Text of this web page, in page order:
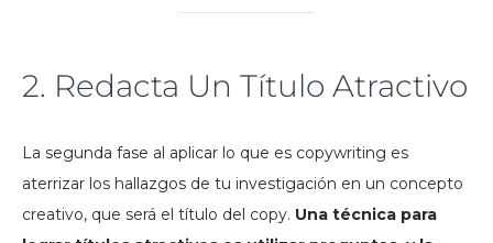
2. Redacta Un Título Atractivo
La segunda fase al aplicar lo que es copywriting es
aterrizar los hallazgos de tu investigación en un concepto
creativo, que será el título del copy. Una técnica para